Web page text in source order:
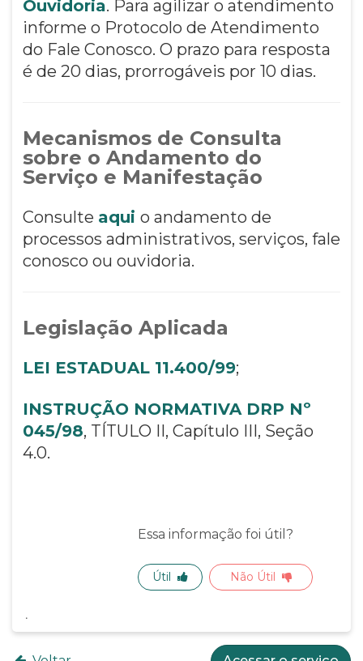
Ouvidoria. Para agilizar o atendimento
informe o Protocolo de Atendimento
do Fale Conosco. O prazo para resposta
é de 20 dias, prorrogáveis por 10 dias.
Mecanismos de Consulta
sobre o Andamento do
Serviço e Manifestação
Consulte aqui o andamento de
processos administrativos, serviços, fale
conosco ou ouvidoria.
Legislação Aplicada
LEI ESTADUAL 11.400/99;
INSTRUÇÃO NORMATIVA DRP Nº
045/98, TÍTULO II, Capítulo III, Seção
4.0.
Essa informação foi útil?
Útil Não Útil